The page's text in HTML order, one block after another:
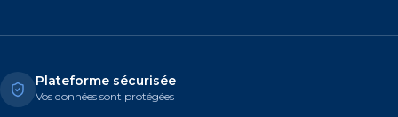
Plateforme sécurisée
Vos données sont protégées